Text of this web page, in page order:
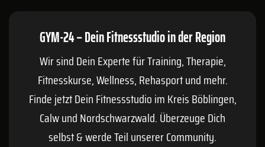
GYM-24 – Dein Fitnessstudio in der Region
Wir sind Dein Experte für Training, Therapie,
Fitnesskurse, Wellness, Rehasport und mehr.
Finde jetzt Dein Fitnessstudio im KreisBöblingen,
Calwund Nordschwarzwald. Überzeuge Dich
selbst & werde Teil unserer Community.